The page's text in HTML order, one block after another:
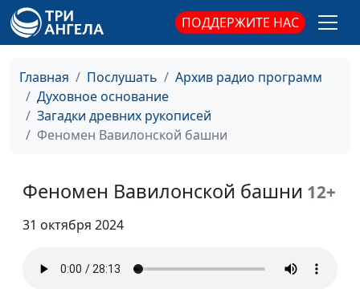
ПОДДЕРЖИТЕ НАС
Главная Послушать
Архив радио программ
Духовное основание
Загадки древних рукописей
Феномен Вавилонской башни
Феномен Вавилонской башни 12+
31 октября 2024
Добавленные тексты
в Библии
Олег Габрусевич,
филолог, литературовед,
богослов
#96
Когда толкование
Олег Габрусевич,
филолог, литературовед,
удовольствия: что
позволительно?
Александр Богданенков,